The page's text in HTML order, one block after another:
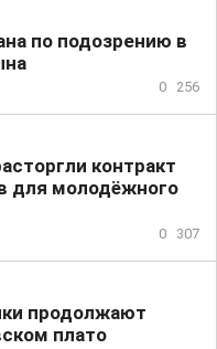
по подозрению в
0 256
контракт
для молодёжного
0 307
продолжают
плато